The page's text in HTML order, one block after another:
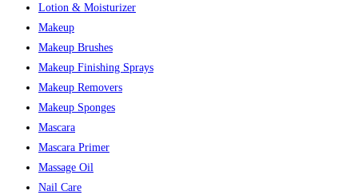
Lotion & Moisturizer
Makeup
Makeup Brushes
Makeup Finishing Sprays
Makeup Removers
Makeup Sponges
Mascara
Mascara Primer
Massage Oil
Nail Care